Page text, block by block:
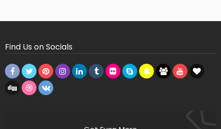
Find Us on Socials